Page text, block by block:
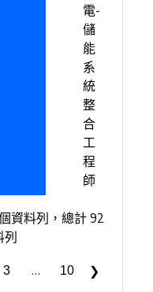
電-
儲
能
系
統
整
合
工
程
師
資料列，總計 92
3 … 10 ❯